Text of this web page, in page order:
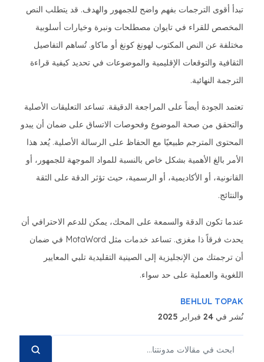
تبدأ أقوى الترجمات بفهم واضح للجمهور والهدف. قد يتطلب النص
المخصص للقراء في تايوان مصطلحات ونبرة وخيارات أسلوبية
مختلفة عن النص المكتوب لهونغ كونغ أو ماكاو. تُساهم التفاصيل
الثقافية والتوقعات الإقليمية والموضوعات في تحديد كيفية قراءة
الترجمة النهائية.
تعتمد الجودة أيضاً على المراجعة الدقيقة. تساعد التعليقات الأصلية
والتحقق من صحة الموضوع وفحوصات الاتساق على ضمان أن يبدو
المحتوى المترجم طبيعيًا مع الحفاظ على الرسالة الأصلية. يُعد هذا
الأمر بالغ الأهمية بشكل خاص بالنسبة للمواد الموجهة للجمهور، أو
القانونية، أو الأكاديمية، أو الرسمية، حيث تؤثر الدقة على الثقة
والنتائج.
عندما تكون الدقة والسمعة على المحك، يمكن للدعم الاحترافي أن
يحدث فرقاً ذا مغزى. تساعد خدمات مثل MotaWord في ضمان
أن ترجمتك من الإنجليزية إلى الصينية التقليدية تلبي المعايير
اللغوية والعملية على حد سواء.
BEHLUL TOPAK
نُشر في 24 فبراير 2025